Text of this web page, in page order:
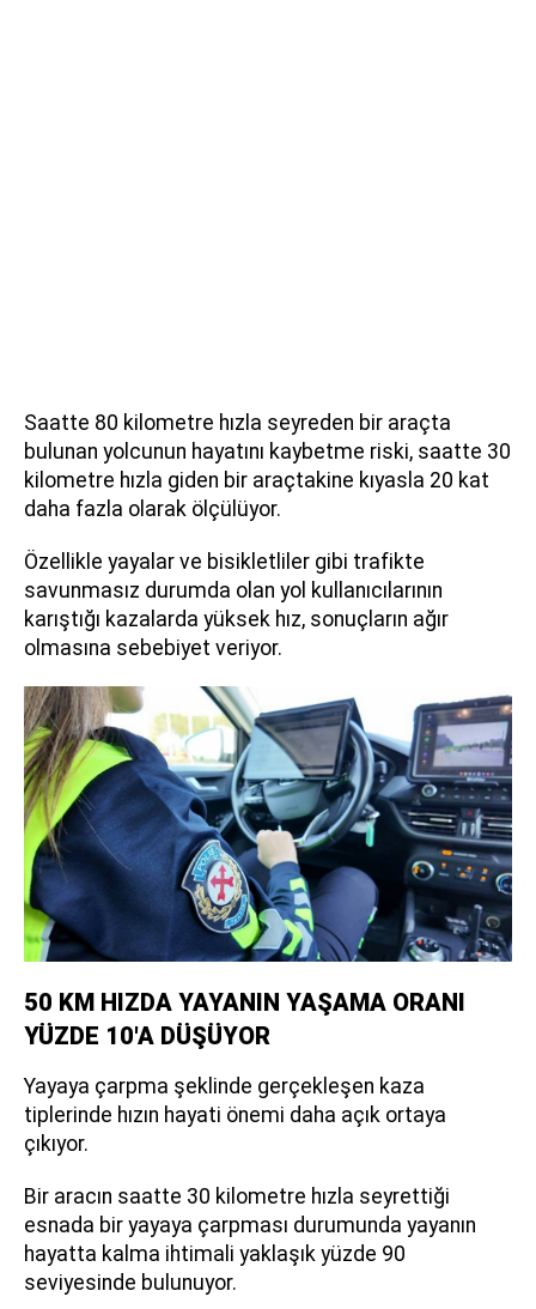
Saatte 80 kilometre hızla seyreden bir araçta
bulunan yolcunun hayatını kaybetme riski, saatte 30
kilometre hızla giden bir araçtakine kıyasla 20 kat
daha fazla olarak ölçülüyor.
Özellikle yayalar ve bisikletliler gibi trafikte
savunmasız durumda olan yol kullanıcılarının
karıştığı kazalarda yüksek hız, sonuçların ağır
olmasına sebebiyet veriyor.
50 KM HIZDA YAYANIN YAŞAMA ORANI
YÜZDE 10'A DÜŞÜYOR
Yayaya çarpma şeklinde gerçekleşen kaza
tiplerinde hızın hayati önemi daha açık ortaya
çıkıyor.
Bir aracın saatte 30 kilometre hızla seyrettiği
esnada bir yayaya çarpması durumunda yayanın
hayatta kalma ihtimali yaklaşık yüzde 90
seviyesinde bulunuyor.